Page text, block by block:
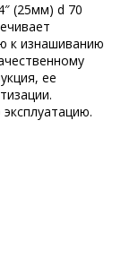
(25мм) d 70
к изнашиванию
ее